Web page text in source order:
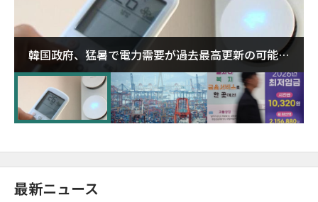
韓国政府、猛暑で電力需要が過去最高更新の可能性
に需給対応体制を点検
最新ニュース